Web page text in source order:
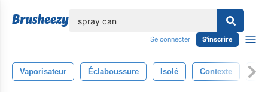
Se connecter S'inscrire
Vaporisateur Éclaboussure Isolé Contexte